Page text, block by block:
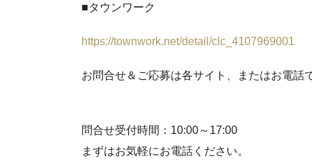
■タウンワーク
https://townwork.net/detail/clc_4107969001
お問合せ＆ご応募は各サイト、またはお電話
問合せ受付時間：10:00～17:00
まずはお気軽にお電話ください。